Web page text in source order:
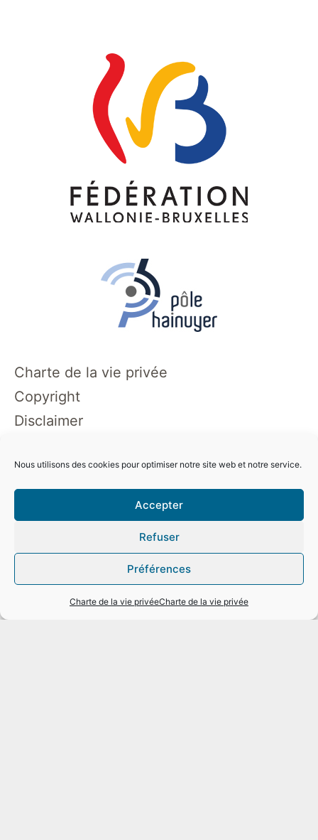
Nous utilisons des cookies pour optimiser notre site web et notre service.
Accepter
Refuser
Préférences
Charte de la vie privéeCharte de la vie privée
Charte de la vie privée
Copyright
Disclaimer
Informations
159 Chaussée de Binche
+32(0)65 40.41.92